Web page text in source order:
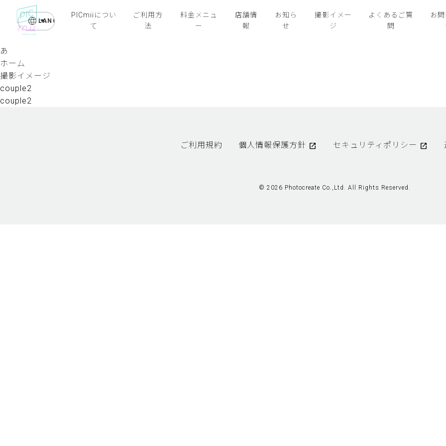
LANGUAGE
PICmiiについ
て
ご利用方
法
料金メニュ
ー
店舗情
報
お知ら
せ
撮影イメー
ジ
よくあるご質
問
お
あ
ホーム
撮影イメージ
couple2
couple2
ご利用規約 個人情報保護方針 セキュリティポリシー
© 2026 Photocreate Co.,Ltd. All Rights Reserved.